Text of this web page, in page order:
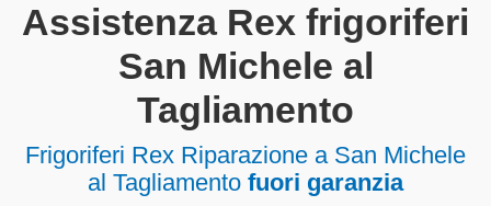
Assistenza Rex frigoriferi
San Michele al
Tagliamento
Frigoriferi Rex Riparazione a San Michele
al Tagliamento fuori garanzia